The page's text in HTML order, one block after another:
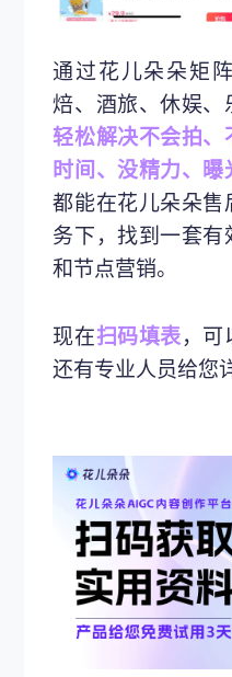
通过花儿朵朵矩
焙、酒旅、休娱、
轻松解决不会拍、
时间、没精力、曝
都能在花儿朵朵售
务下，找到一套有
和节点营销。
现在扫码填表，可
还有专业人员给您